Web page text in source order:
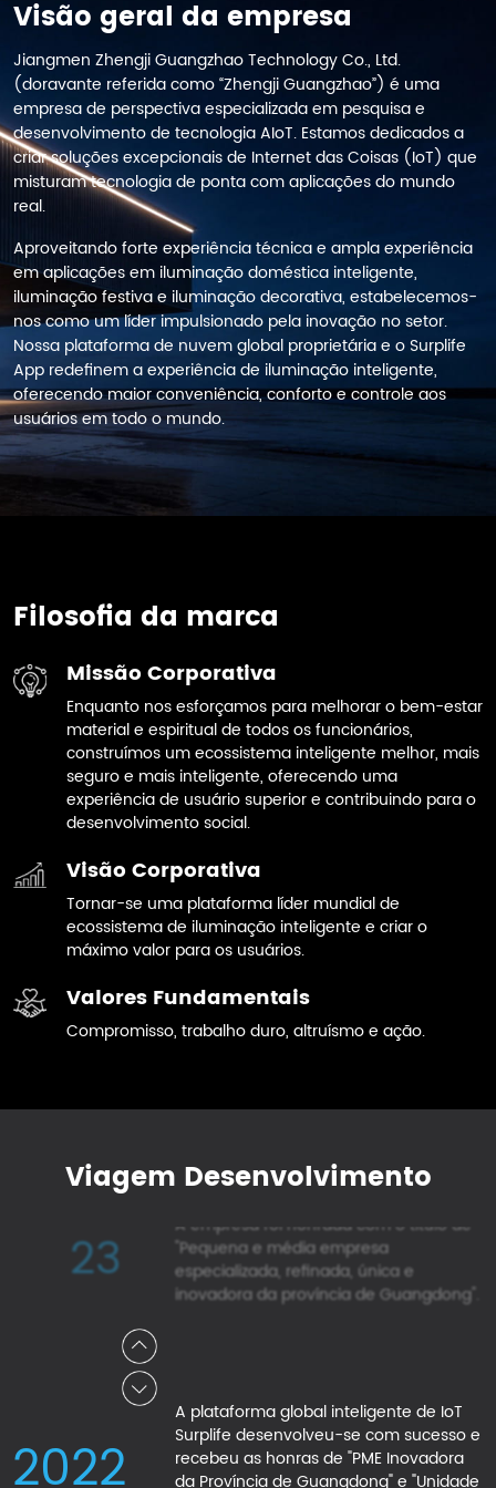
Visão geral da empresa
Jiangmen Zhengji Guangzhao Technology Co., Ltd.
(doravante referida como “Zhengji Guangzhao”) é uma
empresa de perspectiva especializada em pesquisa e
desenvolvimento de tecnologia AIoT. Estamos dedicados a
criar soluções excepcionais de Internet das Coisas (IoT) que
misturam tecnologia de ponta com aplicações do mundo
real.
Aproveitando forte experiência técnica e ampla experiência
em aplicações em iluminação doméstica inteligente,
iluminação festiva e iluminação decorativa, estabelecemos-
nos como um líder impulsionado pela inovação no setor.
Nossa plataforma de nuvem global proprietária e o Surplife
App redefinem a experiência de iluminação inteligente,
oferecendo maior conveniência, conforto e controle aos
usuários em todo o mundo.
Filosofia da marca
Missão Corporativa
Enquanto nos esforçamos para melhorar o bem-estar
material e espiritual de todos os funcionários,
construímos um ecossistema inteligente melhor, mais
seguro e mais inteligente, oferecendo uma
experiência de usuário superior e contribuindo para o
desenvolvimento social.
Visão Corporativa
Tornar-se uma plataforma líder mundial de
ecossistema de iluminação inteligente e criar o
máximo valor para os usuários.
Valores Fundamentais
Compromisso, trabalho duro, altruísmo e ação.
Viagem Desenvolvimento
21
Nós estabelecemos conjuntamente um
centro de inovação colaborativa
universidade-empresa com a
Universidade de Wuyi e foram
presidente da Associação Nacional de
Indústria Optoeletrônica da Zona de
Alta Tecnologia de Jiangmen.
20
Nossa empresa ganhou o Prêmio de
Excelência do Produto na categoria de
empresa do Concurso de Desenho
Guangdong e também obteve com
nosso excelente desempenho e
23
A empresa foi honrada com o título de
"Pequena e média empresa
especializada, refinada, única e
inovadora da província de Guangdong".
22
A plataforma global inteligente de IoT
Surplife desenvolveu-se com sucesso e
recebeu as honras de "PME Inovadora
da Província de Guangdong" e "Unidade